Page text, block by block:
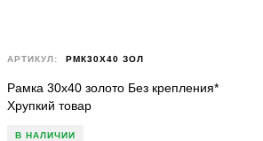
АРТИКУЛ: РМК30Х40 ЗОЛ
Рамка 30х40 золото Без крепления*
Хрупкий товар
В НАЛИЧИИ